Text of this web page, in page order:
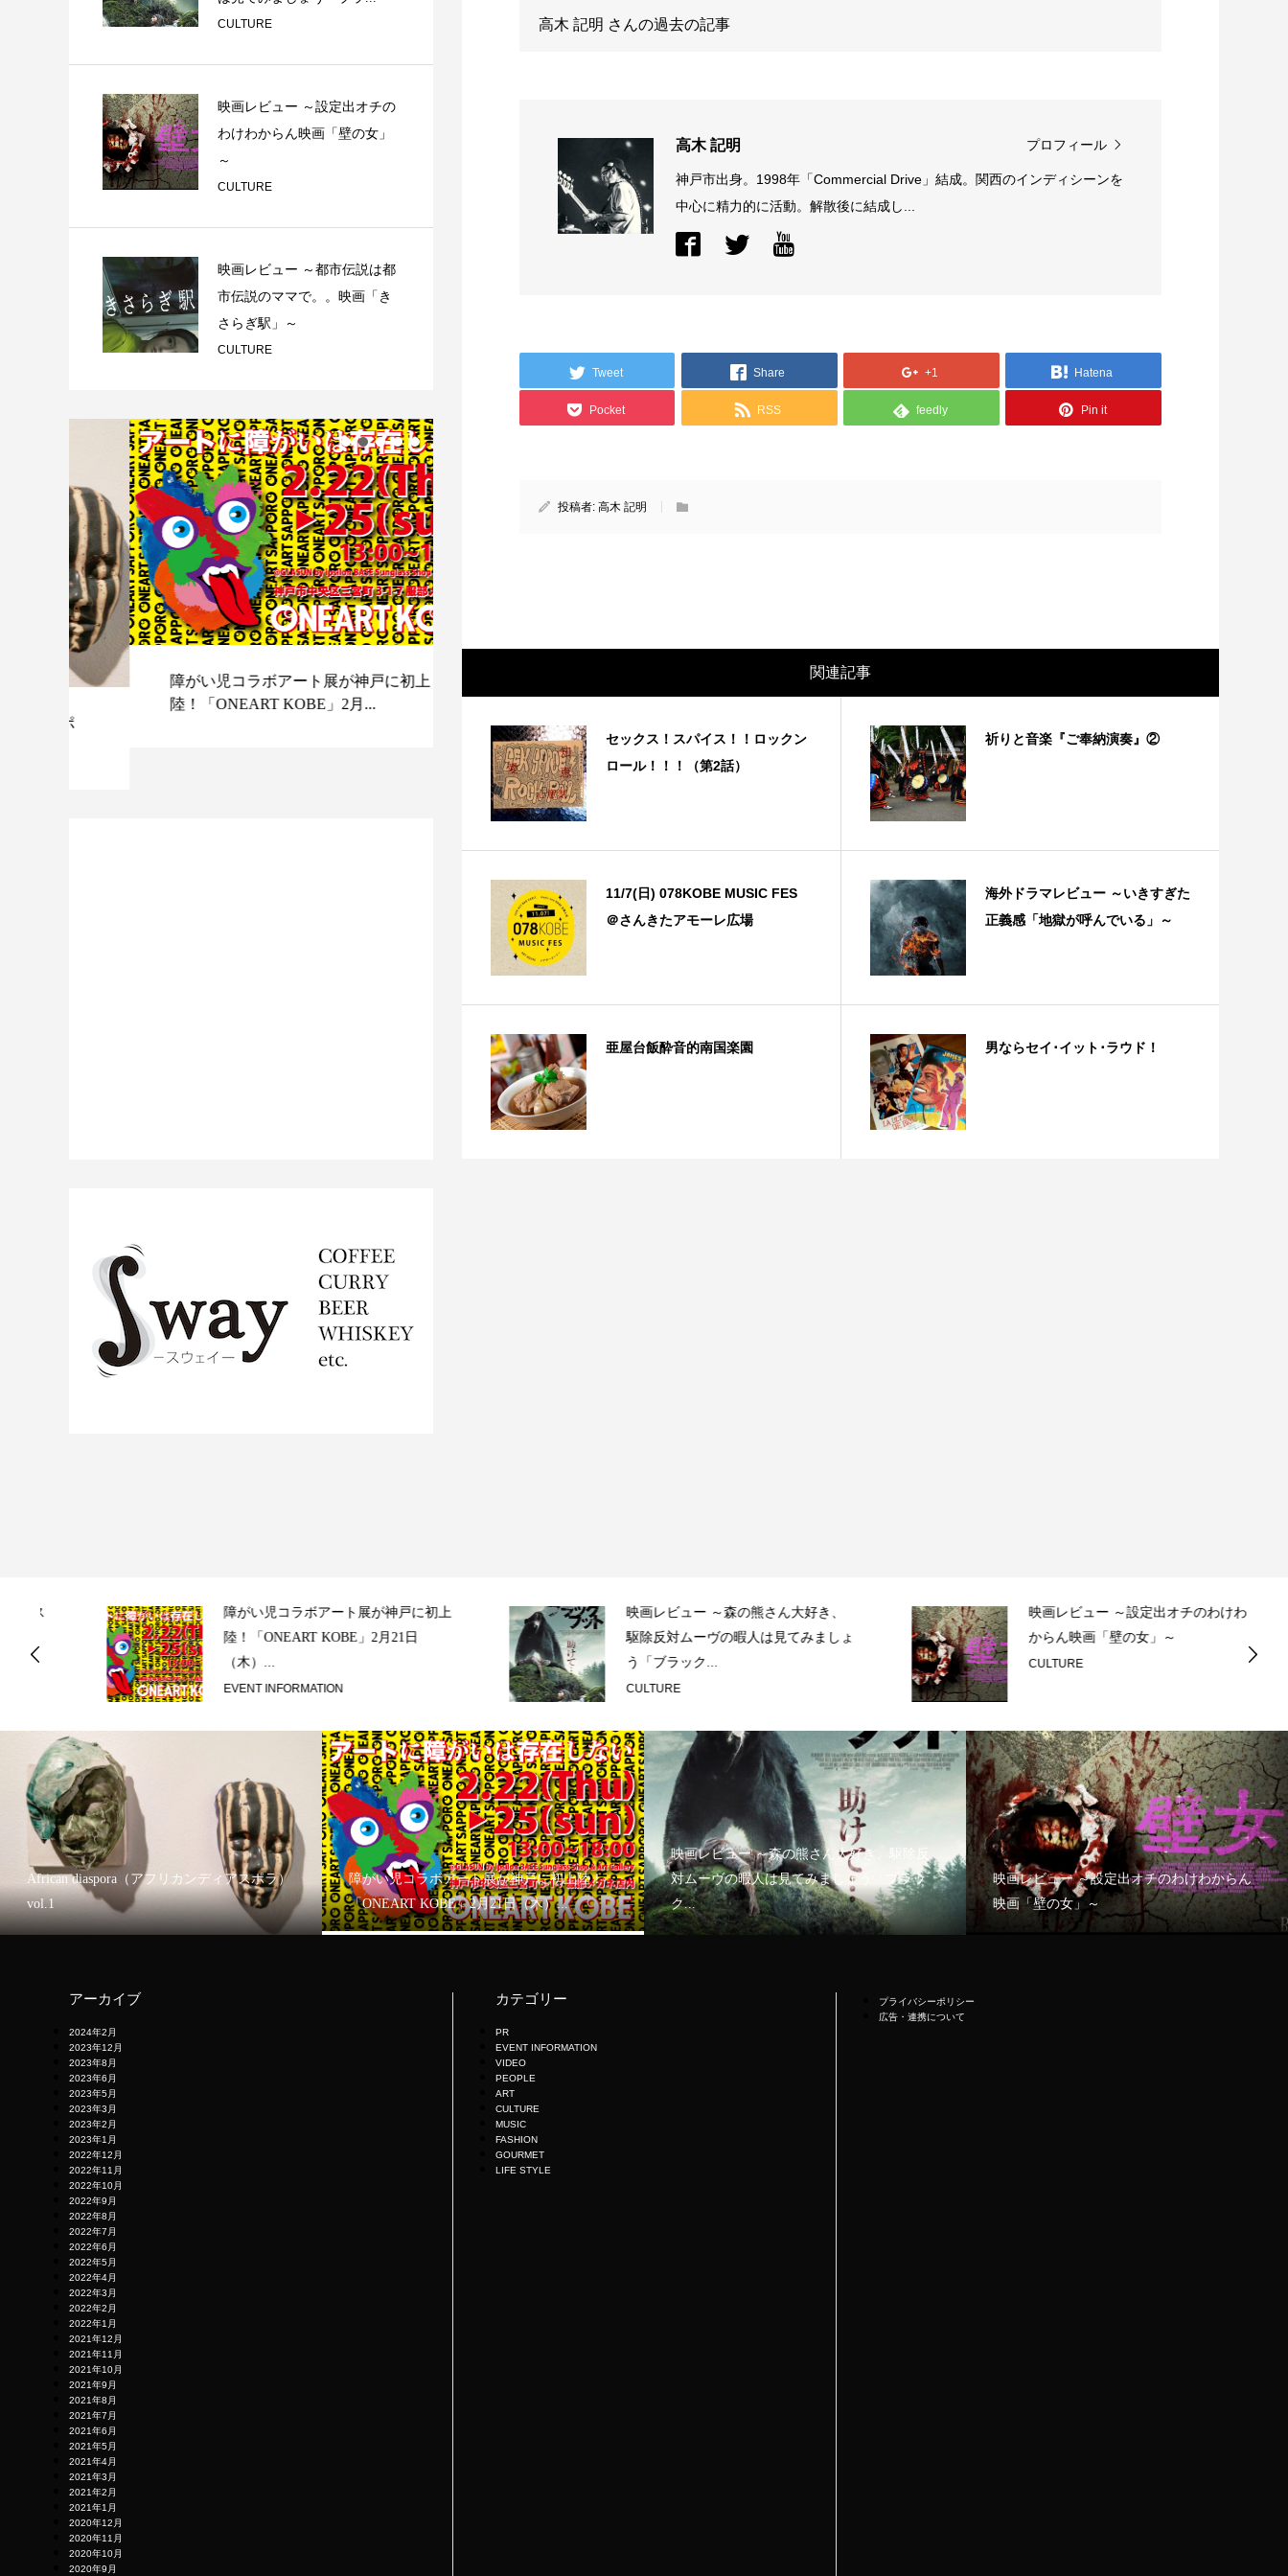
高木 記明 さんの過去の記事
高木 記明 プロフィール
神戸市出身。1998年「Commercial Drive」結成。関西のインディシーンを
中心に精力的に活動。解散後に結成し...
Tweet Share +1 Hatena
Pocket RSS feedly Pin it
投稿者:高木 記明
関連記事
セックス！スパイス！！ロックン
ロール！！！（第2話）
祈りと音楽『ご奉納演奏』②
11/7(日) 078KOBE MUSIC FES
＠さんきたアモーレ広場
海外ドラマレビュー ～いきすぎた
正義感「地獄が呼んでいる」～
亜屋台飯酔音的南国楽園 男ならセイ･イット･ラウド！
CULTURE
映画レビュー ～設定出オチの
わけわからん映画「壁の女」
～
CULTURE
映画レビュー ～都市伝説は都
市伝説のママで。。映画「き
さらぎ駅」～
CULTURE
障がい児コラボアート展が神戸に初上
陸！「ONEART KOBE」2月...
映画レビュー ～森の熊さん大好き、駆除
反対ムーヴの暇人は見てみましょ...
映画レビュー ～設定出オチのわけわから
ん映画「壁の女」～
障がい児コラボアート展が神戸に初上
陸！「ONEART KOBE」2月21日
（木）...
EVENT INFORMATION
映画レビュー ～森の熊さん大好き、
駆除反対ムーヴの暇人は見てみましょ
う「ブラック...
CULTURE
映画レビュー ～設定出オチのわけわ
からん映画「壁の女」～
CULTURE
African diaspora（アフリカンディアスポラ）
vol.1
障がい児コラボアート展が神戸に初上陸！
「ONEART KOBE」2月21日（木）...
映画レビュー ～森の熊さん大好き、駆除反
対ムーヴの暇人は見てみましょう「ブラッ
ク...
映画レビュー ～設定出オチのわけわからん
映画「壁の女」～
アーカイブ
2024年2月
2023年12月
2023年8月
2023年6月
2023年5月
2023年3月
2023年2月
2023年1月
2022年12月
2022年11月
2022年10月
2022年9月
2022年8月
2022年7月
2022年6月
2022年5月
2022年4月
2022年3月
2022年2月
2022年1月
2021年12月
2021年11月
2021年10月
2021年9月
2021年8月
2021年7月
2021年6月
2021年5月
2021年4月
2021年3月
2021年2月
2021年1月
2020年12月
2020年11月
2020年10月
2020年9月
カテゴリー
PR
EVENT INFORMATION
VIDEO
PEOPLE
ART
CULTURE
MUSIC
FASHION
GOURMET
LIFE STYLE
プライバシーポリシー
広告・連携について